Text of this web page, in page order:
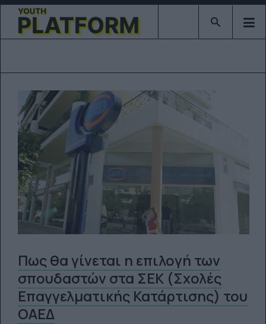
Type 2 or
Πως θα γίνεται η επιλογή των
σπουδαστών στα ΣΕΚ (Σχολές
Επαγγελματικής Κατάρτισης) του
ΟΑΕΔ